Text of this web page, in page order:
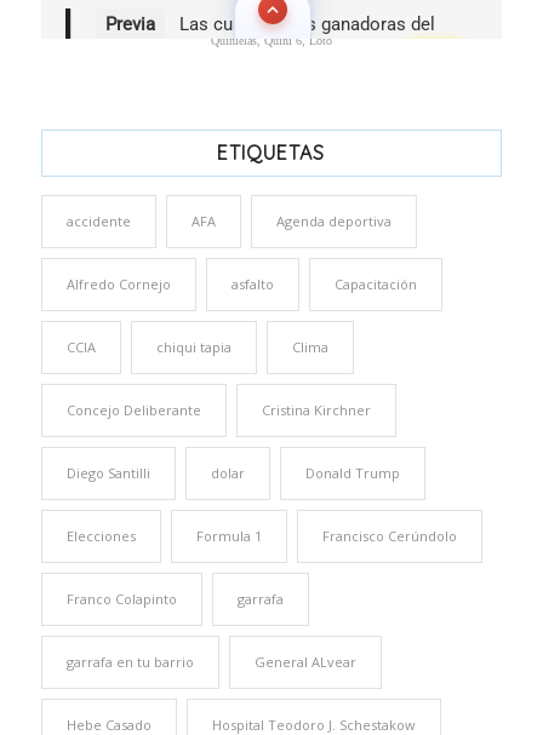
Quinielas, Quini 6, Loto
ETIQUETAS
accidente AFA Agenda deportiva
Alfredo Cornejo asfalto Capacitación
CCIA chiqui tapia Clima
Concejo Deliberante Cristina Kirchner
Diego Santilli dolar Donald Trump
Elecciones Formula 1 Francisco Cerúndolo
Franco Colapinto garrafa
garrafa en tu barrio General ALvear
Hebe Casado Hospital Teodoro J. Schestakow